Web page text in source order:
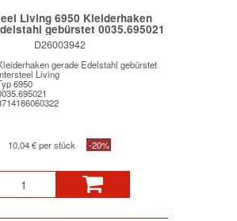
Living 6950 Kleiderhaken
gebürstet 0035.695021
D26003942
gerade Edelstahl gebürstet
Living
6950
10,04 € per stück -20%